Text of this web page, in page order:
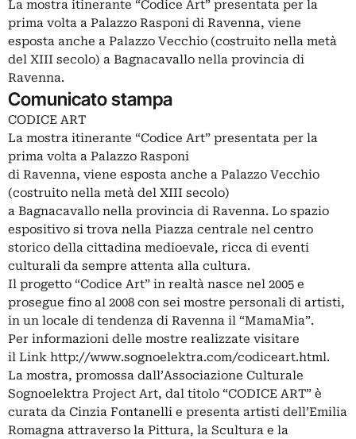
La mostra itinerante “Codice Art” presentata per la
prima volta a Palazzo Rasponi di Ravenna, viene
esposta anche a Palazzo Vecchio (costruito nella metà
del XIII secolo) a Bagnacavallo nella provincia di
Ravenna.
Comunicato stampa
CODICE ART
La mostra itinerante “Codice Art” presentata per la
prima volta a Palazzo Rasponi
di Ravenna, viene esposta anche a Palazzo Vecchio
(costruito nella metà del XIII secolo)
a Bagnacavallo nella provincia di Ravenna. Lo spazio
espositivo si trova nella Piazza centrale nel centro
storico della cittadina medioevale, ricca di eventi
culturali da sempre attenta alla cultura.
Il progetto “Codice Art” in realtà nasce nel 2005 e
prosegue fino al 2008 con sei mostre personali di artisti,
in un locale di tendenza di Ravenna il “MamaMia”.
Per informazioni delle mostre realizzate visitare
il Link http://www.sognoelektra.com/codiceart.html.
La mostra, promossa dall’Associazione Culturale
Sognoelektra Project Art, dal titolo “CODICE ART” è
curata da Cinzia Fontanelli e presenta artisti dell’Emilia
Romagna attraverso la Pittura, la Scultura e la